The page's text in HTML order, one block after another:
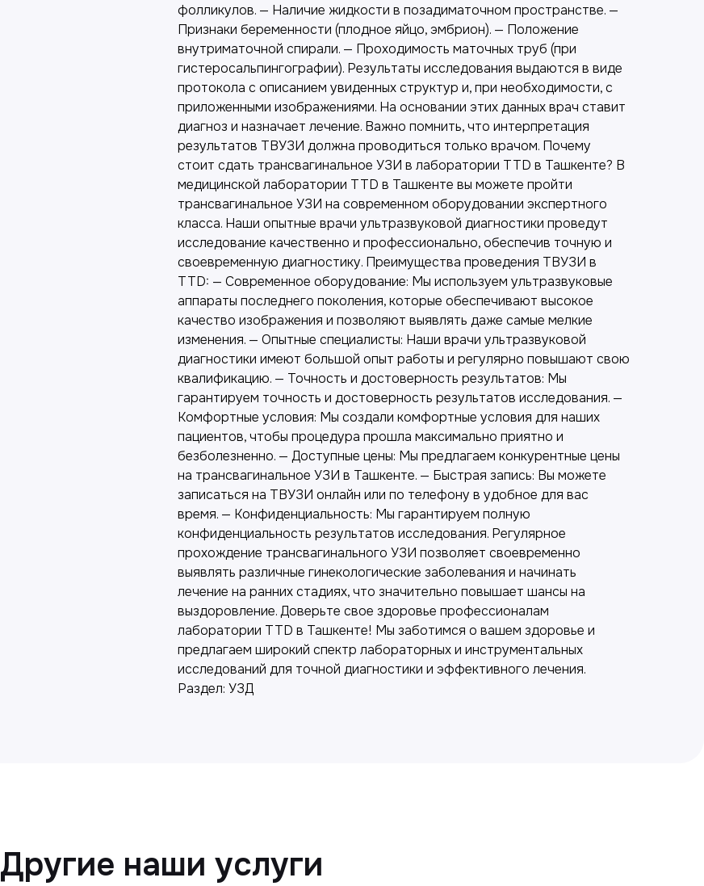
фолликулов. — Наличие жидкости в позадиматочном пространстве. —
Признаки беременности (плодное яйцо, эмбрион). — Положение
внутриматочной спирали. — Проходимость маточных труб (при
гистеросальпингографии). Результаты исследования выдаются в виде
протокола с описанием увиденных структур и, при необходимости, с
приложенными изображениями. На основании этих данных врач ставит
диагноз и назначает лечение. Важно помнить, что интерпретация
результатов ТВУЗИ должна проводиться только врачом. Почему
стоит сдать трансвагинальное УЗИ в лаборатории TTD в Ташкенте? В
медицинской лаборатории TTD в Ташкенте вы можете пройти
трансвагинальное УЗИ на современном оборудовании экспертного
класса. Наши опытные врачи ультразвуковой диагностики проведут
исследование качественно и профессионально, обеспечив точную и
своевременную диагностику. Преимущества проведения ТВУЗИ в
TTD: — Современное оборудование: Мы используем ультразвуковые
аппараты последнего поколения, которые обеспечивают высокое
качество изображения и позволяют выявлять даже самые мелкие
изменения. — Опытные специалисты: Наши врачи ультразвуковой
диагностики имеют большой опыт работы и регулярно повышают свою
квалификацию. — Точность и достоверность результатов: Мы
гарантируем точность и достоверность результатов исследования. —
Комфортные условия: Мы создали комфортные условия для наших
пациентов, чтобы процедура прошла максимально приятно и
безболезненно. — Доступные цены: Мы предлагаем конкурентные цены
на трансвагинальное УЗИ в Ташкенте. — Быстрая запись: Вы можете
записаться на ТВУЗИ онлайн или по телефону в удобное для вас
время. — Конфиденциальность: Мы гарантируем полную
конфиденциальность результатов исследования. Регулярное
прохождение трансвагинального УЗИ позволяет своевременно
выявлять различные гинекологические заболевания и начинать
лечение на ранних стадиях, что значительно повышает шансы на
выздоровление. Доверьте свое здоровье профессионалам
лаборатории TTD в Ташкенте! Мы заботимся о вашем здоровье и
предлагаем широкий спектр лабораторных и инструментальных
исследований для точной диагностики и эффективного лечения.
Раздел: УЗД
Другие наши услуги